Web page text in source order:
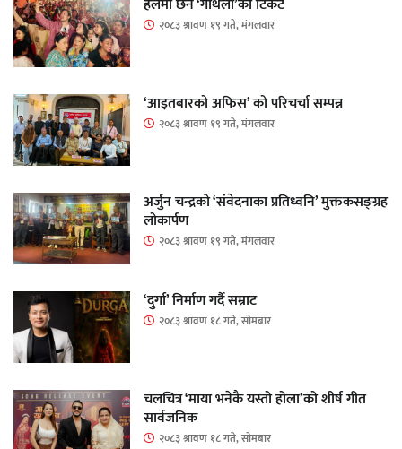
हलमा छैन ‘गौँथली’को टिकट
२०८३ श्रावण १९ गते, मंगलवार
‘आइतबारको अफिस’ को परिचर्चा सम्पन्न
२०८३ श्रावण १९ गते, मंगलवार
अर्जुन चन्द्रको ‘संवेदनाका प्रतिध्वनि’ मुक्तकसङ्ग्रह
लोकार्पण
२०८३ श्रावण १९ गते, मंगलवार
‘दुर्गा’ निर्माण गर्दै सम्राट
२०८३ श्रावण १८ गते, सोमबार
चलचित्र ‘माया भनेकै यस्तो होला’को शीर्ष गीत
सार्वजनिक
२०८३ श्रावण १८ गते, सोमबार